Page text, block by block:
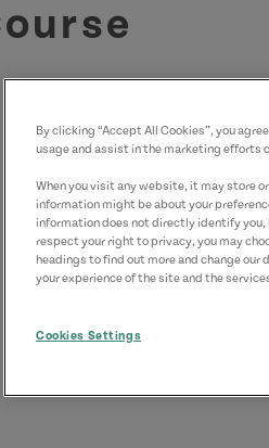
By clicking “Accept All Cookies”, you
usage and assist in the marketing efforts
When you visit any website, it may store
information might be about your
information does not directly identify you,
respect your right to privacy, you may
headings to find out more and change
your experience of the site and the
Cookies Settings